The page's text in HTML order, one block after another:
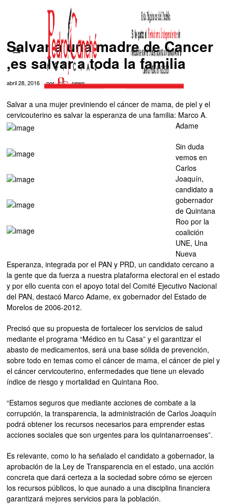
Salvar a una madre de Cancer
,es salvar a toda la familia
abril 28, 2016 por news
Salvar a una mujer previniendo el cáncer de mama, de piel y el
cervicouterino es salvar la esperanza de una familia: Marco A.
Adame
Sin duda
vemos en
Carlos
Joaquín,
candidato a
gobernador
de Quintana
Roo por la
coalición
UNE, Una
Nueva
Esperanza, integrada por el PAN y PRD, un candidato cercano a
la gente que da fuerza a nuestra plataforma electoral en el estado
y por ello cuenta con el apoyo total del Comité Ejecutivo Nacional
del PAN, destacó Marco Adame, ex gobernador del Estado de
Morelos de 2006-2012.
Precisó que su propuesta de fortalecer los servicios de salud
mediante el programa “Médico en tu Casa” y el garantizar el
abasto de medicamentos, será una base sólida de prevención,
sobre todo en temas como el cáncer de mama, el cáncer de piel y
el cáncer cervicouterino, enfermedades que tiene un elevado
índice de riesgo y mortalidad en Quintana Roo.
“Estamos seguros que mediante acciones de combate a la
corrupción, la transparencia, la administración de Carlos Joaquín
podrá obtener los recursos necesarios para emprender estas
acciones sociales que son urgentes para los quintanarroenses”.
Es relevante, como lo ha señalado el candidato a gobernador, la
aprobación de la Ley de Transparencia en el estado, una acción
concreta que dará certeza a la sociedad sobre cómo se ejercen
los recursos públicos, lo que aunado a una disciplina financiera
garantizará mejores servicios para la población.